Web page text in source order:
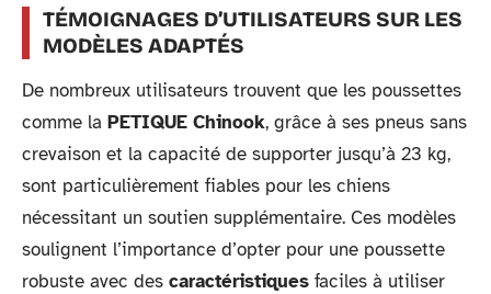
TÉMOIGNAGES D’UTILISATEURS SUR LES
MODÈLES ADAPTÉS
De nombreux utilisateurs trouvent que les poussettes
comme la PETIQUE Chinook, grâce à ses pneus sans
crevaison et la capacité de supporter jusqu’à 23 kg,
sont particulièrement fiables pour les chiens
nécessitant un soutien supplémentaire. Ces modèles
soulignent l’importance d’opter pour une poussette
robuste avec des caractéristiques faciles à utiliser